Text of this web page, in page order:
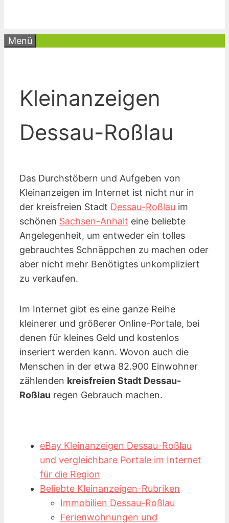
Menü
Kleinanzeigen
Dessau-Roßlau
Das Durchstöbern und Aufgeben von
Kleinanzeigen im Internet ist nicht nur in
der kreisfreien Stadt Dessau-Roßlau im
schönen Sachsen-Anhalt eine beliebte
Angelegenheit, um entweder ein tolles
gebrauchtes Schnäppchen zu machen oder
aber nicht mehr Benötigtes unkompliziert
zu verkaufen.
Im Internet gibt es eine ganze Reihe
kleinerer und größerer Online-Portale, bei
denen für kleines Geld und kostenlos
inseriert werden kann. Wovon auch die
Menschen in der etwa 82.900 Einwohner
zählenden kreisfreien Stadt Dessau-
Roßlau regen Gebrauch machen.
eBay Kleinanzeigen Dessau-Roßlau
und vergleichbare Portale im Internet
für die Region
Beliebte Kleinanzeigen-Rubriken
Immobilien Dessau-Roßlau
Ferienwohnungen und